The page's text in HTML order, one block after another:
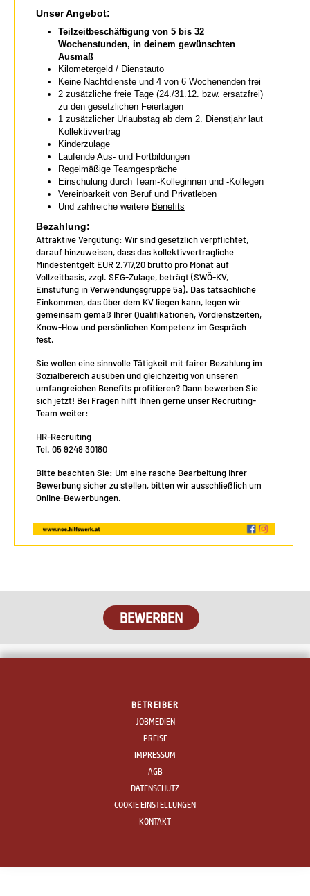
Unser Angebot:
Teilzeitbeschäftigung von 5 bis 32
Wochenstunden, in deinem gewünschten
Ausmaß
Kilometergeld / Dienstauto
Keine Nachtdienste und 4 von 6 Wochenenden frei
2 zusätzliche freie Tage (24./31.12. bzw. ersatzfrei)
zu den gesetzlichen Feiertagen
1 zusätzlicher Urlaubstag ab dem 2. Dienstjahr laut
Kollektivvertrag
Kinderzulage
Laufende Aus- und Fortbildungen
Regelmäßige Teamgespräche
Einschulung durch Team-Kolleginnen und -Kollegen
Vereinbarkeit von Beruf und Privatleben
Und zahlreiche weitere Benefits
Bezahlung:
Attraktive Vergütung: Wir sind gesetzlich verpflichtet,
darauf hinzuweisen, dass das kollektivvertragliche
Mindestentgelt EUR 2.717,20 brutto pro Monat auf
Vollzeitbasis, zzgl. SEG-Zulage, beträgt (SWÖ-KV,
Einstufung in Verwendungsgruppe 5a). Das tatsächliche
Einkommen, das über dem KV liegen kann, legen wir
gemeinsam gemäß Ihrer Qualifikationen, Vordienstzeiten,
Know-How und persönlichen Kompetenz im Gespräch
fest.
Sie wollen eine sinnvolle Tätigkeit mit fairer Bezahlung im
Sozialbereich ausüben und gleichzeitig von unseren
umfangreichen Benefits profitieren? Dann bewerben Sie
sich jetzt! Bei Fragen hilft Ihnen gerne unser Recruiting-
Team weiter:
HR-Recruiting
Tel. 05 9249 30180
Bitte beachten Sie: Um eine rasche Bearbeitung Ihrer
Bewerbung sicher zu stellen, bitten wir ausschließlich um
Online-Bewerbungen.
BETREIBER
JOBMEDIEN
PREISE
IMPRESSUM
AGB
DATENSCHUTZ
COOKIE EINSTELLUNGEN
KONTAKT